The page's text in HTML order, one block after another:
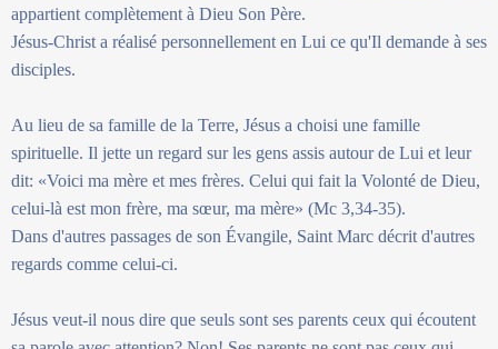
appartient complètement à Dieu Son Père.
Jésus-Christ a réalisé personnellement en Lui ce qu'Il demande à ses
disciples.
Au lieu de sa famille de la Terre, Jésus a choisi une famille
spirituelle. Il jette un regard sur les gens assis autour de Lui et leur
dit: «Voici ma mère et mes frères. Celui qui fait la Volonté de Dieu,
celui-là est mon frère, ma sœur, ma mère» (Mc 3,34-35).
Dans d'autres passages de son Évangile, Saint Marc décrit d'autres
regards comme celui-ci.
Jésus veut-il nous dire que seuls sont ses parents ceux qui écoutent